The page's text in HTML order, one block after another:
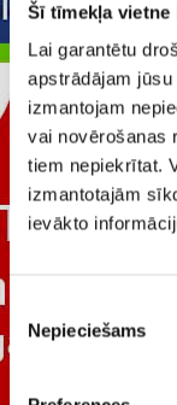
Šī tīmekļa
Lai garantētu
apstrādājam
izmantojam
vai novērošanas
tiem nepiekrītat.
izmantotajām
ievākto
izvēle
Nepieciešams